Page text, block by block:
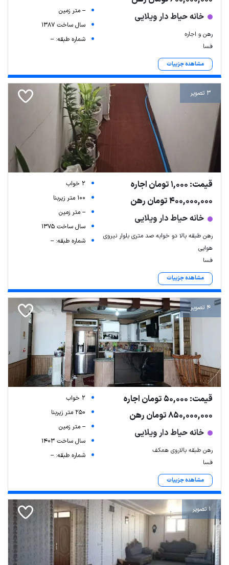
خانه حیاط دار ویلایی
رهن و اجاره
فسا
مشاهده جزییات
-- متر زمین
سال ساخت 1387
شماره طبقه: --
3 تصویر
قیمت: 1,000 تومان اجاره
400,000,000 تومان رهن
خانه حیاط دار ویلایی
رهن طبقه بالا دو خوابه صد متری بلوار نیروی
هوایی
فسا
مشاهده جزییات
2 خواب
100 متر زیربنا
-- متر زمین
سال ساخت 1375
شماره طبقه: --
4 تصویر
قیمت: 50,000 تومان اجاره
850,000,000 تومان رهن
خانه حیاط دار ویلایی
رهن طبقه بالاروی همکف
فسا
مشاهده جزییات
2 خواب
250 متر زیربنا
-- متر زمین
سال ساخت 1403
شماره طبقه: --
1 تصویر